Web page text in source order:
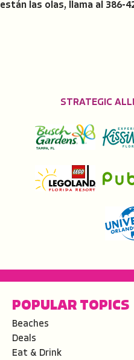
están las olas, llama al 386-
STRATEGIC
POPULAR TOPICS
Beaches
Deals
Eat & Drink